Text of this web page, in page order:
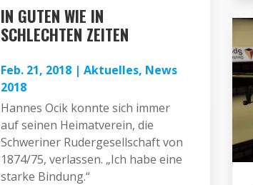
IN GUTEN WIE IN
SCHLECHTEN ZEITEN
Feb. 21, 2018| Aktuelles, News
2018
Hannes Ocik konnte sich immer
auf seinen Heimatverein, die
Schweriner Rudergesellschaft von
1874/75, verlassen. „Ich habe eine
starke Bindung.“